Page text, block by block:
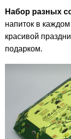
Набор разных
напиток в
красивой
подарком.